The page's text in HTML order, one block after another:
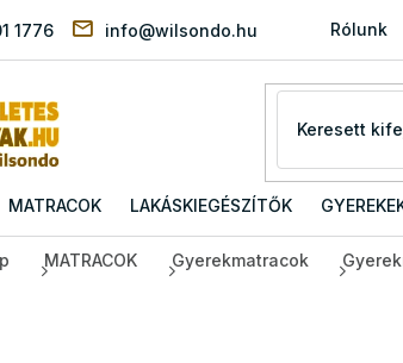
1776 info@wilsondo.hu Rólunk
MATRACOK LAKÁSKIEGÉSZÍTŐK
MATRACOK Gyerekmatracok